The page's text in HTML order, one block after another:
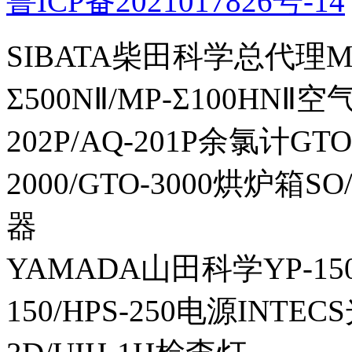
SIBATA柴田科学总代理
Σ500NⅡ/MP-Σ100HNⅡ空
202P/AQ-201P余氯计
2000/GTO-3000烘炉箱
器
YAMADA山田科学YP-
150/HPS-250电源